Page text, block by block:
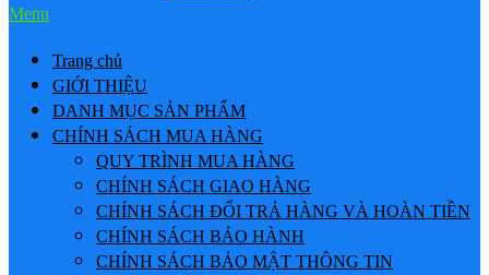
Menu
Trang chủ
GIỚI THIỆU
DANH MỤC SẢN PHẨM
CHÍNH SÁCH MUA HÀNG
QUY TRÌNH MUA HÀNG
CHÍNH SÁCH GIAO HÀNG
CHÍNH SÁCH ĐỔI TRẢ HÀNG VÀ HOÀN TIỀN
CHÍNH SÁCH BẢO HÀNH
CHÍNH SÁCH BẢO MẬT THÔNG TIN